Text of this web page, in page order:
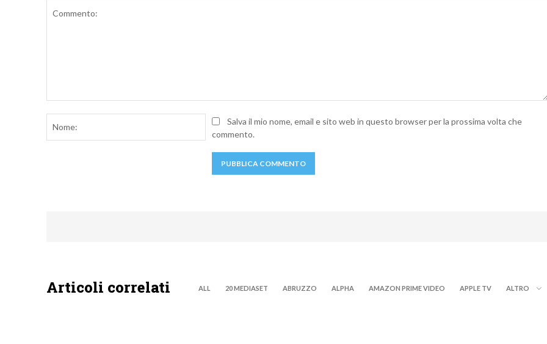
Nome:Salva il mio nome, email e sito web in questo browser per la prossima volta che
commento.
Articoli correlati ALL 20 MEDIASET ABRUZZO ALPHA AMAZON PRIME VIDEO APPLE TV ALTRO